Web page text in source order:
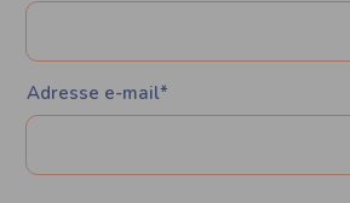
Adresse e-mail*